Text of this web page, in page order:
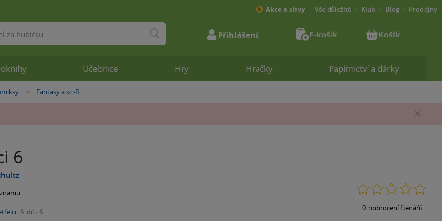
»Fantasy a sci-fi
6
6. díl z 6 0 hodnocení čtenářů
Učebnice Hry Hračky Papírnictví a dárky
Akce a slevy Vše důležité Klub Blog Prodejny
Přihlášení E-košík Košík